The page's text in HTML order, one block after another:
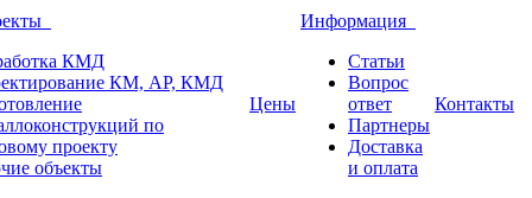
КМД
КМ, АР, КМД
по
проекту
объекты
Цены
Информация
Статьи
Вопрос
ответ
Партнеры
Доставка
и оплата
Контакты